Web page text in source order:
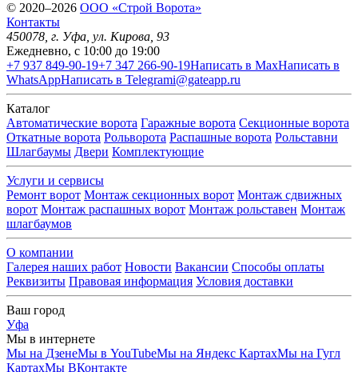
© 2020–2026 OOO «Строй Ворота»
Контакты
450078 , г. Уфа ул. Кирова, 93
Ежедневно, с 10:00 до 19:00
+7 937 849-90-19+7 347 266-90-19Написать в MaxНаписать в
WhatsAppНаписать в Telegrami@gateapp.ru
Каталог
Автоматические ворота Гаражные ворота Секционные ворота
Откатные ворота Рольворота Распашные ворота Рольставни
Шлагбаумы Двери Комплектующие
Услуги и сервисы
Ремонт ворот Монтаж секционных ворот Монтаж сдвижных
ворот Монтаж распашных ворот Монтаж рольставен Монтаж
шлагбаумов
О компании
Галерея наших работ Новости Вакансии Способы оплаты
Реквизиты Правовая информация Условия доставки
Ваш город
Уфа
Мы в интернете
Мы на ДзенеМы в YouTubeМы на Яндекс КартахМы на Гугл
КартахМы ВКонтакте